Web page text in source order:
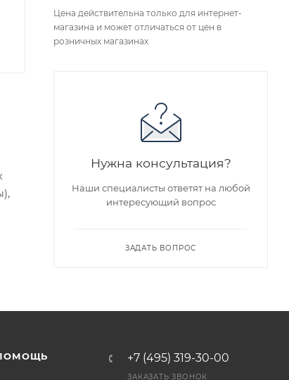
Цена действительна только для интернет-
магазина и может отличаться от цен в
розничных магазинах
Нужна консультация?
Наши специалисты ответят на любой
интересующий вопрос
ЗАДАТЬ ВОПРОС
+7 (495) 319-30-00
ЗАКАЗАТЬ ЗВОНОК